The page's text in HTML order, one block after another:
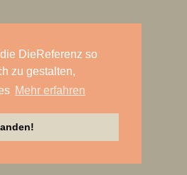
DieReferenz so
zu gestalten,
Mehr erfahren